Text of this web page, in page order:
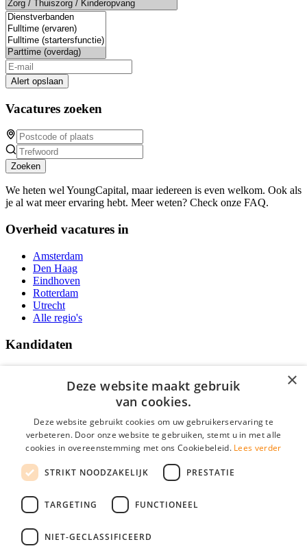
Alert opslaan
Vacatures zoeken
Zoeken
We heten wel YoungCapital, maar iedereen is even welkom. Ook als
je al wat meer ervaring hebt. Meer weten? Check onze FAQ.
Overheid vacatures in
Amsterdam
Den Haag
Eindhoven
Rotterdam
Utrecht
Alle regio's
Kandidaten
Vacatures
Over Vacatures Overheid Online
YoungCapital IOS App
YoungCapital Android App
Social
×
Deze website maakt gebruik
van cookies.
Deze website gebruikt cookies om uw gebruikerservaring te
verbeteren. Door onze website te gebruiken, stemt u in met alle
cookies in overeenstemming met ons Cookiebeleid. Lees verder
STRIKT NOODZAKELIJK PRESTATIE
TARGETING FUNCTIONEEL
NIET-GECLASSIFICEERD